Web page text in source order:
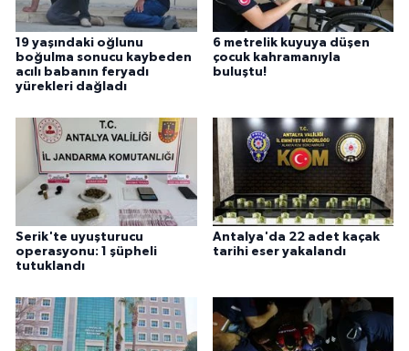
19 yaşındaki oğlunu
boğulma sonucu kaybeden
acılı babanın feryadı
yürekleri dağladı
6 metrelik kuyuya düşen
çocuk kahramanıyla
buluştu!
Serik'te uyuşturucu
operasyonu: 1 şüpheli
tutuklandı
Antalya'da 22 adet kaçak
tarihi eser yakalandı